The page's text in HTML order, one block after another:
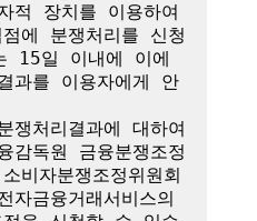
적 장치를 이용하여
에 분쟁처리를 신청
15일 이내에 이에
과를 이용자에게 안
처리결과에 대하여
감독원 금융분쟁조정
비자분쟁조정위원회
금융거래서비스의